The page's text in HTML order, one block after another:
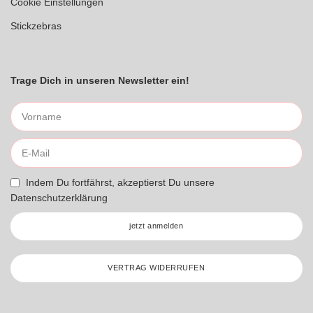
Stickzebras
Trage Dich in unseren Newsletter ein!
Indem Du fortfährst, akzeptierst Du unsere
Datenschutzerklärung
jetzt anmelden
VERTRAG WIDERRUFEN